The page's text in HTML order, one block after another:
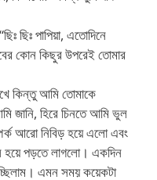
ছিঃ পাপিয়া, এতোদিনে
কোন কিছুর উপরেই তোমার
কিন্তু আমি তোমাকে
জানি, হিরে চিনতে আমি ভুল
আরো নিবিড় হয়ে এলো এবং
হয়ে পড়তে লাগলো। একদিন
এমন সময় কয়েকটা